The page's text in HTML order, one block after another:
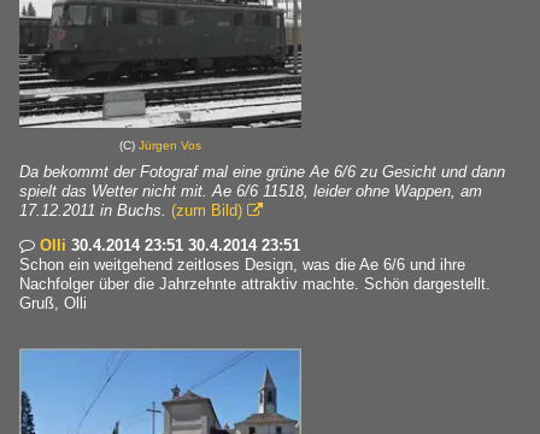
(C) Jürgen Vos
Da bekommt der Fotograf mal eine grüne Ae 6/6 zu Gesicht und dann
spielt das Wetter nicht mit. Ae 6/6 11518, leider ohne Wappen, am
17.12.2011 in Buchs. (zum Bild) 
 Olli 30.4.2014 23:51 30.4.2014 23:51
Schon ein weitgehend zeitloses Design, was die Ae 6/6 und ihre
Nachfolger über die Jahrzehnte attraktiv machte. Schön dargestellt.
Gruß, Olli